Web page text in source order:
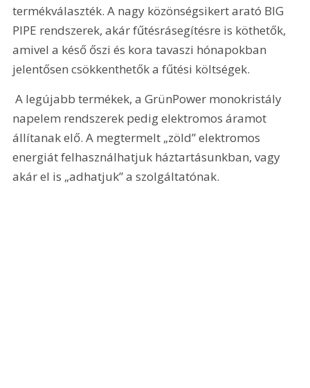
termékválaszték. A nagy közönségsikert arató BIG
PIPE rendszerek, akár fűtésrásegítésre is köthetők,
amivel a késő őszi és kora tavaszi hónapokban
jelentősen csökkenthetők a fűtési költségek.
A legújabb termékek, a GrünPower monokristály
napelem rendszerek pedig elektromos áramot
állítanak elő. A megtermelt „zöld” elektromos
energiát felhasználhatjuk háztartásunkban, vagy
akár el is „adhatjuk” a szolgáltatónak.